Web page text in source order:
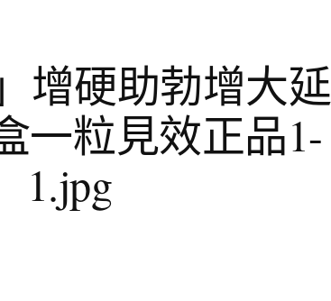
增硬助勃增大延
一粒見效正品1-
1.jpg